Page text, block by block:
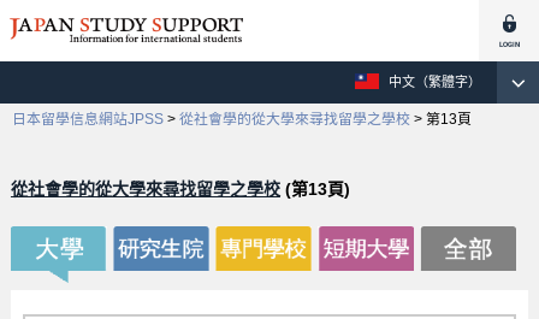
中文（繁體字）
日本留學信息網站JPSS > 從社會學的從大學來尋找留學之學校 > 第13頁
從社會學的從大學來尋找留學之學校(第13頁)